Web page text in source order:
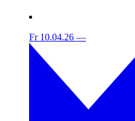
Fr 10.04.26 —